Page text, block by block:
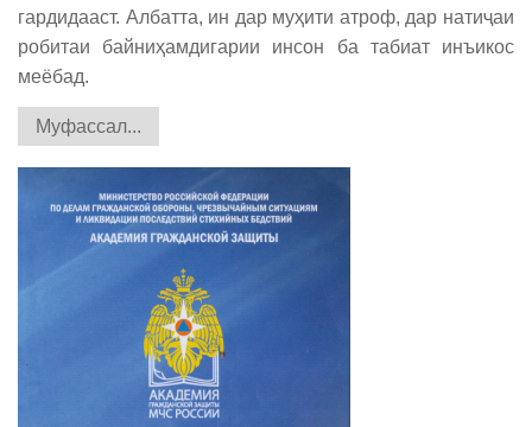
гардидааст. Албатта, ин дар муҳити атроф, дар натиҷаи
робитаи байниҳамдигарии инсон ба табиат инъикос
меёбад.
Муфассал...